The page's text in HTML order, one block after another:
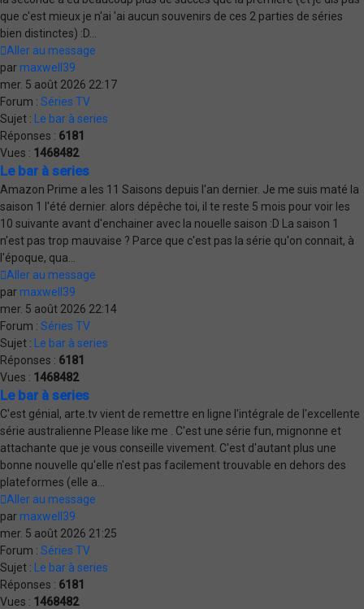
que c'est mieux je n'ai 'ai aucun souvenirs de ces 2 parties de séries
bien distinctes) :D...
Aller au message
par maxwell39
mer. 5 août 2026 22:17
Forum : Séries TV
Sujet :
Le bar à series
Réponses : 6181
Vues : 1468482
Le bar à series
Amazon Prime a les 11 Saisons depuis l'an dernier. Je me suis maté la
saison 1 l'été dernier. alors dépêche toi, il te reste 5 mois pour voir les
10 suivante avant d'enchainer avec la nouelle saison :D La saison 1
n'est pas trop mauvaise ? Parce que c'est pas la série qu'on connait, à
l'époque, qua...
Aller au message
par maxwell39
mer. 5 août 2026 22:14
Forum : Séries TV
Sujet :
Le bar à series
Réponses : 6181
Vues : 1468482
Le bar à series
C'est génial, arte.tv vient de remettre en ligne l'intégrale de l'excellente
série australienne Please like me . C'est une série fun, mignonne et
attachante que je vous conseille vivement. C'est d'autant plus une
bonne nouvelle qu'elle n'est pas facilement trouvable en dehors des
plateformes (elle a...
Aller au message
par maxwell39
mer. 5 août 2026 21:25
Forum : Séries TV
Sujet :
Le bar à series
Réponses : 6181
Vues : 1468482